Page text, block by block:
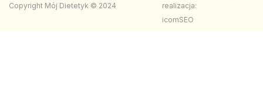
Copyright Mój Dietetyk © 2024
realizacja:
icomSEO